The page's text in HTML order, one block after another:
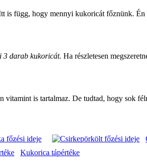
is függ, hogy mennyi kukoricát főznünk. Én
3 darab kukoricát. Ha részletesen
vitamint is tartalmaz. De tudtad, hogy sok
főzési ideje
Kukorica tápértéke